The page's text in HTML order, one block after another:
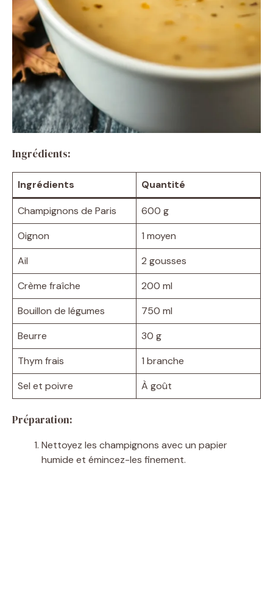
Ingrédients:
Ingrédients Quantité
Champignons de Paris
600 g
Oignon
1 moyen
Ail
2 gousses
Crème fraîche
200 ml
Bouillon de légumes
750 ml
Beurre
30 g
Thym frais
1 branche
Sel et poivre
À goût
Préparation:
Nettoyez les champignons avec un papier
humide et émincez-les finement.